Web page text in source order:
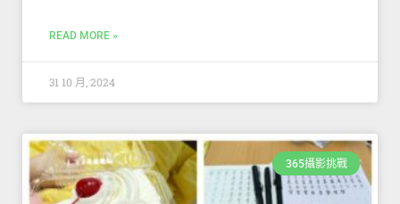
READ MORE »
31 10 月, 2024
365攝影挑戰